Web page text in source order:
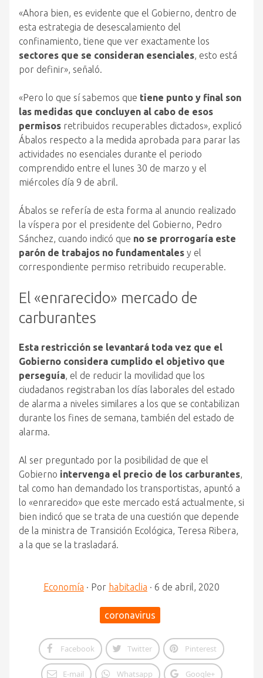
«Ahora bien, es evidente que el Gobierno, dentro de
esta estrategia de desescalamiento del
confinamiento, tiene que ver exactamente los
sectores que se consideran esenciales, esto está
por definir», señaló.
«Pero lo que sí sabemos que tiene punto y final son
las medidas que concluyen al cabo de esos
permisos retribuidos recuperables dictados», explicó
Ábalos respecto a la medida aprobada para parar las
actividades no esenciales durante el periodo
comprendido entre el lunes 30 de marzo y el
miércoles día 9 de abril.
Ábalos se refería de esta forma al anuncio realizado
la víspera por el presidente del Gobierno, Pedro
Sánchez, cuando indicó que no se prorrogaría este
parón de trabajos no fundamentales y el
correspondiente permiso retribuido recuperable.
El «enrarecido» mercado de
carburantes
Esta restricción se levantará toda vez que el
Gobierno considera cumplido el objetivo que
perseguía, el de reducir la movilidad que los
ciudadanos registraban los días laborales del estado
de alarma a niveles similares a los que se contabilizan
durante los fines de semana, también del estado de
alarma.
Al ser preguntado por la posibilidad de que el
Gobierno intervenga el precio de los carburantes,
tal como han demandado los transportistas, apuntó a
lo «enrarecido» que este mercado está actualmente, si
bien indicó que se trata de una cuestión que depende
de la ministra de Transición Ecológica, Teresa Ribera,
a la que se la trasladará.
Economía · Por habitaclia · 6 de abril, 2020
coronavirus
Facebook Twitter Pinterest
E-mail Whatsapp Google+